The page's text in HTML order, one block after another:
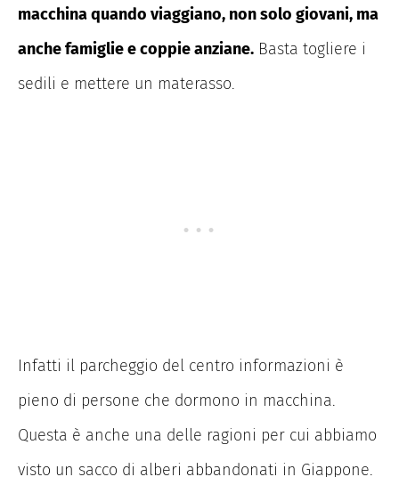
macchina quando viaggiano, non solo giovani, ma
anche famiglie e coppie anziane. Basta togliere i
sedili e mettere un materasso.
Infatti il parcheggio del centro informazioni è
pieno di persone che dormono in macchina.
Questa è anche una delle ragioni per cui abbiamo
visto un sacco di alberi abbandonati in Giappone.